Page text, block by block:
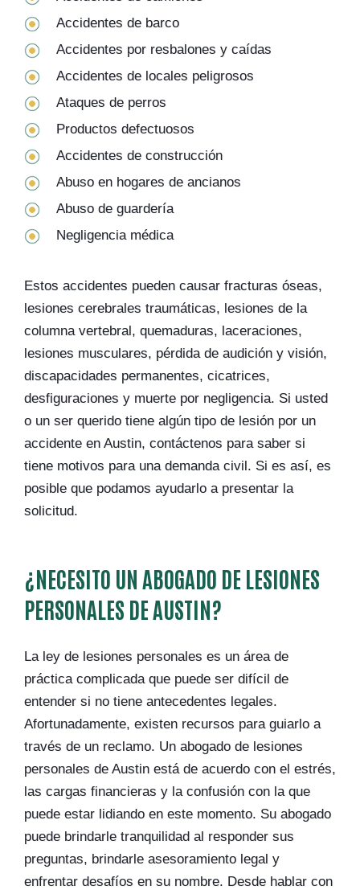
Accidentes de barco
Accidentes por resbalones y caídas
Accidentes de locales peligrosos
Ataques de perros
Productos defectuosos
Accidentes de construcción
Abuso en hogares de ancianos
Abuso de guardería
Negligencia médica
Estos accidentes pueden causar fracturas óseas,
lesiones cerebrales traumáticas, lesiones de la
columna vertebral, quemaduras, laceraciones,
lesiones musculares, pérdida de audición y visión,
discapacidades permanentes, cicatrices,
desfiguraciones y muerte por negligencia. Si usted
o un ser querido tiene algún tipo de lesión por un
accidente en Austin, contáctenos para saber si
tiene motivos para una demanda civil. Si es así, es
posible que podamos ayudarlo a presentar la
solicitud.
¿NECESITO UN ABOGADO DE LESIONES
PERSONALES DE AUSTIN?
La ley de lesiones personales es un área de
práctica complicada que puede ser difícil de
entender si no tiene antecedentes legales.
Afortunadamente, existen recursos para guiarlo a
través de un reclamo. Un abogado de lesiones
personales de Austin está de acuerdo con el estrés,
las cargas financieras y la confusión con la que
puede estar lidiando en este momento. Su abogado
puede brindarle tranquilidad al responder sus
preguntas, brindarle asesoramiento legal y
enfrentar desafíos en su nombre. Desde hablar con